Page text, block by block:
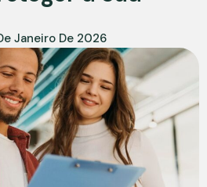
Janeiro De 2026